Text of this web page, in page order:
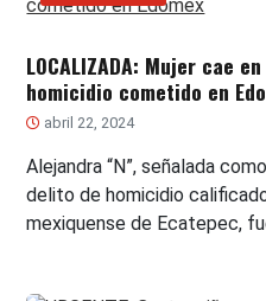
LOCALIZADA: Mujer cae
homicidio cometido en
abril 22, 2024
Alejandra “N”, señalada
delito de homicidio
mexiquense de Ecatepec,